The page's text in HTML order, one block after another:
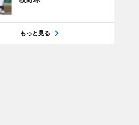
もっと見る